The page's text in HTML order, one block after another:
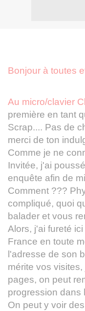
Bonjour à toutes
Au micro/clavier
première en tant
Scrap.... Pas de
merci de ton
Comme je ne
Invitée, j'ai
enquête afin de
Comment ???
compliqué, quoi
balader et vous
Alors, j'ai fureté
France en toute
l'adresse de son
mérite vos
pages, on peut
progression dans
On peut y voir